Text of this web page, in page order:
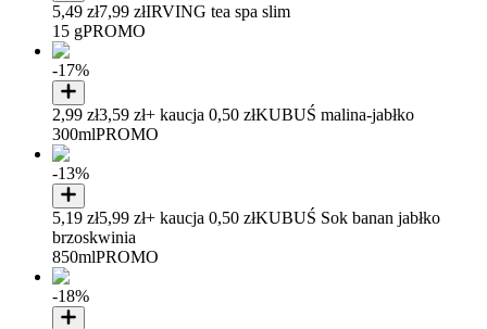
5,49 zł7,99 złIRVING tea spa slim
15 gPROMO
-17%
2,99 zł3,59 zł+ kaucja 0,50 złKUBUŚ malina-jabłko
300mlPROMO
-13%
5,19 zł5,99 zł+ kaucja 0,50 złKUBUŚ Sok banan jabłko
brzoskwinia
850mlPROMO
-18%